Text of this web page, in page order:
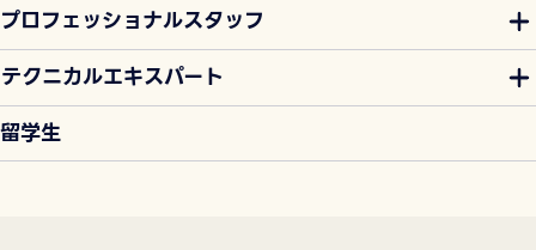
プロフェッショナルスタッフ
テクニカルエキスパート
留学生